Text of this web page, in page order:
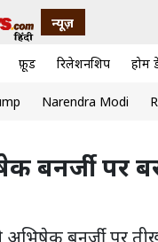
न्यूज़
फ़ूड रिलेशनशिप होम
Narendra Modi
बनर्जी पर
बनर्जी पर